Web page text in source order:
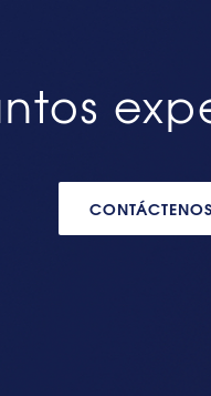
CONTÁCTENOS